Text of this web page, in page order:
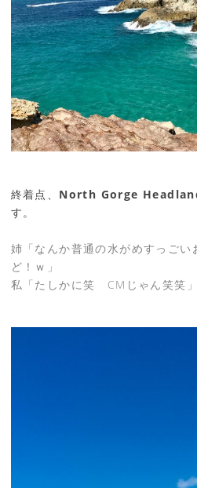
終着点、 North Gorge
す。
姉「なんか普通の水がめすっごい
ど！ｗ」
私「たしかに笑 CMじゃん笑笑」